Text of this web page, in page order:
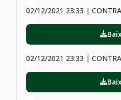
02/12/2021 23:33 |
02/12/2021 23:33 |